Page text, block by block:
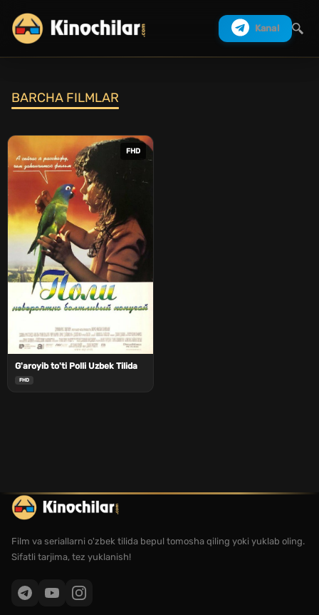
Kanal
BARCHA FILMLAR
FHD
G'aroyib to'ti Polli Uzbek Tilida
FHD
Film va seriallarni o'zbek tilida bepul tomosha qiling yoki yuklab oling.
Sifatli tarjima, tez yuklanish!